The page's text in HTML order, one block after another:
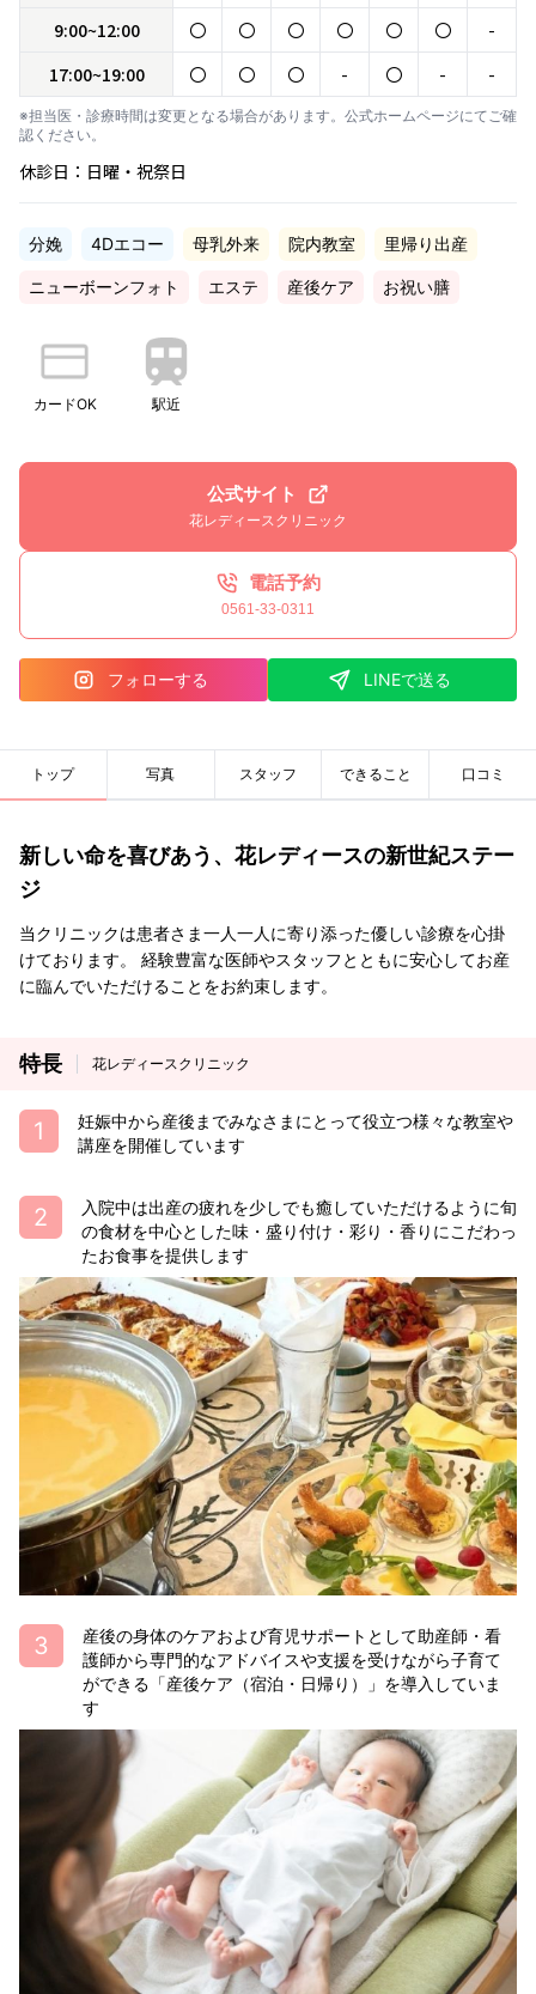
9:00~12:00
〇 〇 〇 〇 〇 〇
-
17:00~19:00
〇 〇 〇 - 〇 - -
※担当医・診療時間は変更となる場合があります。公式ホームページにてご確
認ください。
休診日：日曜・祝祭日
分娩 4Dエコー 母乳外来 院内教室 里帰り出産
ニューボーンフォト エステ 産後ケア お祝い膳
カードOK 駅近
公式サイト
花レディースクリニック
電話予約
0561-33-0311
フォローする LINEで送る
トップ 写真 スタッフ できること 口コミ
新しい命を喜びあう、花レディースの新世紀ステー
ジ
当クリニックは患者さま一人一人に寄り添った優しい診療を心掛
けております。 経験豊富な医師やスタッフとともに安心してお産
に臨んでいただけることをお約束します。
特長 花レディースクリニック
妊娠中から産後までみなさまにとって役立つ様々な教室や
講座を開催しています
入院中は出産の疲れを少しでも癒していただけるように旬
の食材を中心とした味・盛り付け・彩り・香りにこだわっ
たお食事を提供します
産後の身体のケアおよび育児サポートとして助産師・看
護師から専門的なアドバイスや支援を受けながら子育て
ができる「産後ケア（宿泊・日帰り）」を導入していま
す